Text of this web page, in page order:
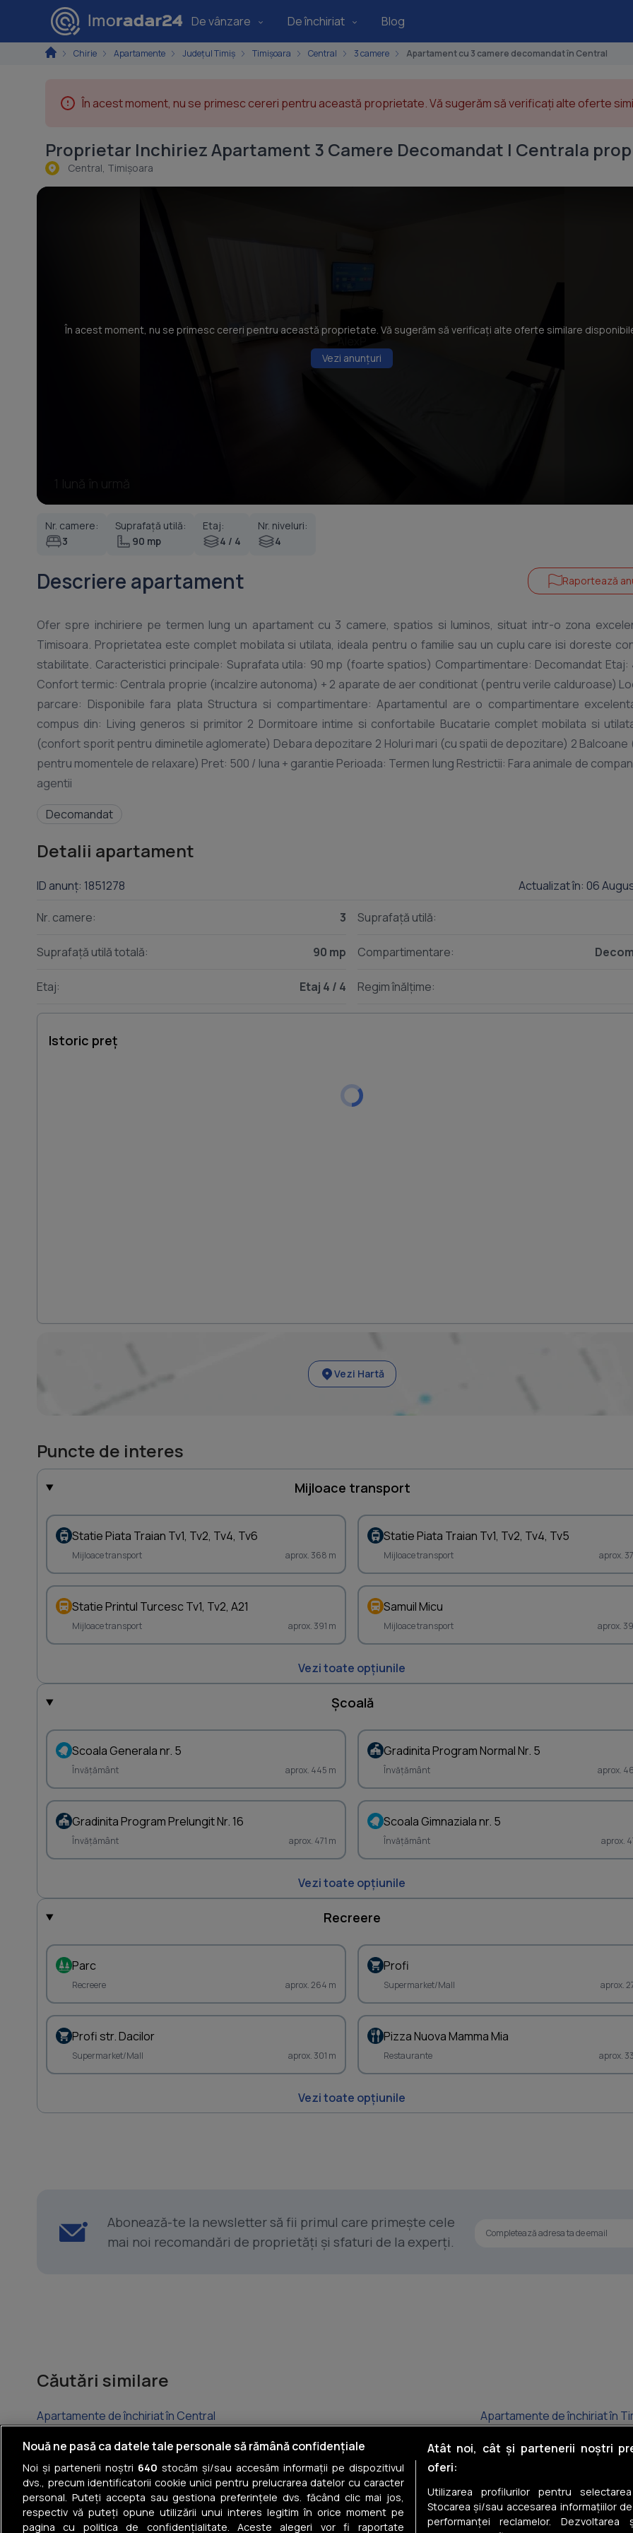
De vânzare De închiriat Blog
Chirie Apartamente Județul Timiș Timișoara Central 3 camere Apartament cu 3 camere decomandat în Central
În acest moment, nu se primesc cereri pentru această proprietate. Vă sugerăm să verificați alte oferte
Proprietar Inchiriez Apartament 3 Camere Decomandat | Centrala
Central, Timişoara
În acest moment, nu se primesc cereri pentru această proprietate. Vă sugerăm să verificați alte oferte similare
Vezi anunțuri
1 lună în urmă
Nr. camere:
3
Suprafață utilă:
90 mp
Etaj:
4 / 4
Nr. niveluri:
4
Descriere apartament Raportează
Ofer spre inchiriere pe termen lung un apartament cu 3 camere, spatios si luminos, situat intr-o zona
Timisoara. Proprietatea este complet mobilata si utilata, ideala pentru o familie sau un cuplu care isi doreste
stabilitate. Caracteristici principale: Suprafata utila: 90 mp (foarte spatios) Compartimentare: Decomandat Etaj:
Confort termic: Centrala proprie (incalzire autonoma) + 2 aparate de aer conditionat (pentru verile calduroase)
parcare: Disponibile fara plata Structura si compartimentare: Apartamentul are o compartimentare
compus din: Living generos si primitor 2 Dormitoare intime si confortabile Bucatarie complet mobilata si
(confort sporit pentru diminetile aglomerate) Debara depozitare 2 Holuri mari (cu spatii de depozitare) 2 Balcoane
pentru momentele de relaxare) Pret: 500 / luna + garantie Perioada: Termen lung Restrictii: Fara animale de
Decomandat
Detalii apartament
Actualizat în: 06
ID anunț: 1851278
Nr. camere: 3 Suprafață utilă:
Suprafață utilă totală: 90 mp Compartimentare:
Etaj: Etaj 4 / 4 Regim înălțime:
Istoric preț
Vezi Hartă
Puncte de interes
Mijloace transport
Statie Piata Traian Tv1, Tv2, Tv4, Tv6
Mijloace transport aprox. 368 m
Statie Piata Traian Tv1, Tv2, Tv4, Tv5
Mijloace transport aprox.
Statie Printul Turcesc Tv1, Tv2, A21
Mijloace transport aprox. 391 m
Samuil Micu
Mijloace transport aprox.
Vezi toate opțiunile
Școală
Scoala Generala nr. 5
Învățământ aprox. 445 m
Gradinita Program Normal Nr. 5
Învățământ aprox.
Gradinita Program Prelungit Nr. 16
Învățământ aprox. 471 m
Scoala Gimnaziala nr. 5
Învățământ aprox.
Vezi toate opțiunile
Recreere
Parc
Recreere aprox. 264 m
Profi
Supermarket/Mall aprox.
Profi str. Dacilor
Supermarket/Mall aprox. 301 m
Pizza Nuova Mamma Mia
Restaurante aprox.
Vezi toate opțiunile
Abonează-te la newsletter să fii primul care primește cele
mai noi recomandări de proprietăți și sfaturi de la experți.
Căutări similare
Apartamente de închiriat în Central
Apartamente de închiriat în
Apartamente de închiriat în Circumvalațiunii
Apartamente de închiriat în
Apartamente de închiriat în Aradului
Apartamente de închiriat în Șagului
Apartamente de închiriat în
Nouă ne pasă ca datele tale personale să rămână confidențiale
Noi și partenerii noștri 640 stocăm și/sau accesăm informații pe dispozitivul
dvs., precum identificatorii cookie unici pentru prelucrarea datelor cu caracter
personal. Puteți accepta sau gestiona preferințele dvs. făcând clic mai jos,
respectiv vă puteți opune utilizării unui interes legitim în orice moment pe
pagina cu politica de confidențialitate. Aceste alegeri vor fi raportate
Atât noi, cât și partenerii noștri
oferi:
Utilizarea profilurilor pentru
Stocarea și/sau accesarea informațiilor
performanței reclamelor. Dezvoltarea